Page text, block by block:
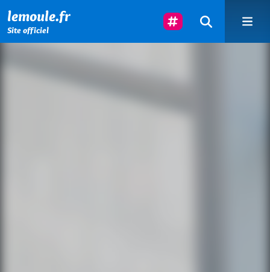
lemoule.fr
Site officiel
Suivez-Nous